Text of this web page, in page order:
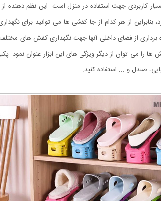
کاربردی جهت استفاده در منزل است. این نظم
از هر کدام از جا کفشی ها می توانید برای
برداری از فضای داخلی آنها جهت نگهداری کفش های
صندل و ... استفاده کنید.